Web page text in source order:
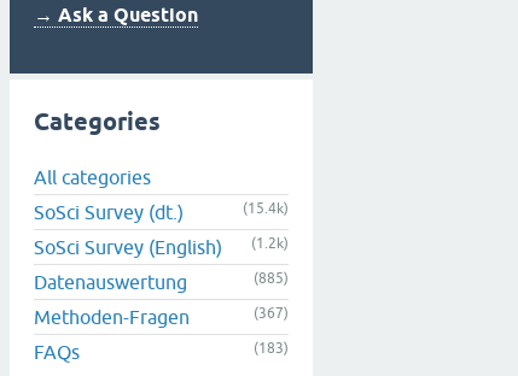
→ Ask a Question
Categories
All categories
SoSci Survey (dt.)
(15.4k)
SoSci Survey (English) (1.2k)
Datenauswertung (885)
Methoden-Fragen (367)
FAQs (183)